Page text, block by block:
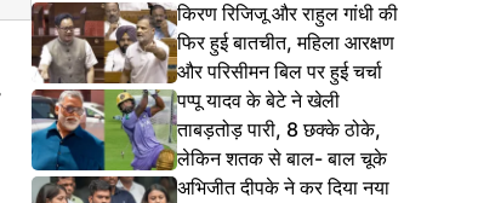
किरण रिजिजू और राहुल गांधी की
फिर हुई बातचीत, महिला आरक्षण
और परिसीमन बिल पर हुई चर्चा
पप्पू यादव के बेटे ने खेली
ताबड़तोड़ पारी, 8 छक्के ठोके,
लेकिन शतक से बाल- बाल चूके
अभिजीत दीपके ने कर दिया नया